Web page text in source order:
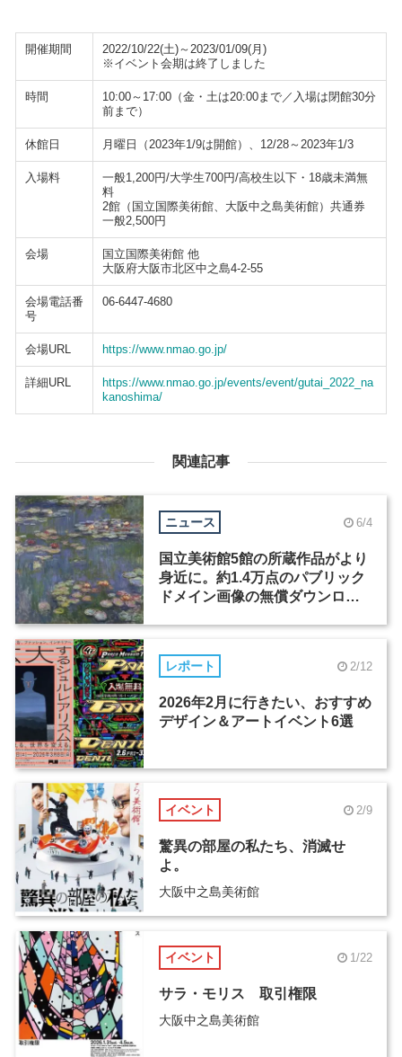
開催期間
2022/10/22(土)～2023/01/09(月)
※イベント会期は終了しました
時間
10:00～17:00（金・土は20:00まで／入場は閉館30分
前まで）
休館日 月曜日（2023年1/9は開館）、12/28～2023年1/3
入場料
一般1,200円/大学生700円/高校生以下・18歳未満無
料
2館（国立国際美術館、大阪中之島美術館）共通券
一般2,500円
会場
国立国際美術館 他
大阪府大阪市北区中之島4-2-55
会場電話番
号
06-6447-4680
会場URL https://www.nmao.go.jp/
詳細URL
https://www.nmao.go.jp/events/event/gutai_2022_na
kanoshima/
関連記事
ニュース 6/4
国立美術館5館の所蔵作品がより
身近に。約1.4万点のパブリック
ドメイン画像の無償ダウンロー
レポート 2/12
2026年2月に行きたい、おすすめ
デザイン＆アートイベント6選
イベント 2/9
驚異の部屋の私たち、消滅せ
よ。
大阪中之島美術館
イベント 1/22
サラ・モリス 取引権限
大阪中之島美術館